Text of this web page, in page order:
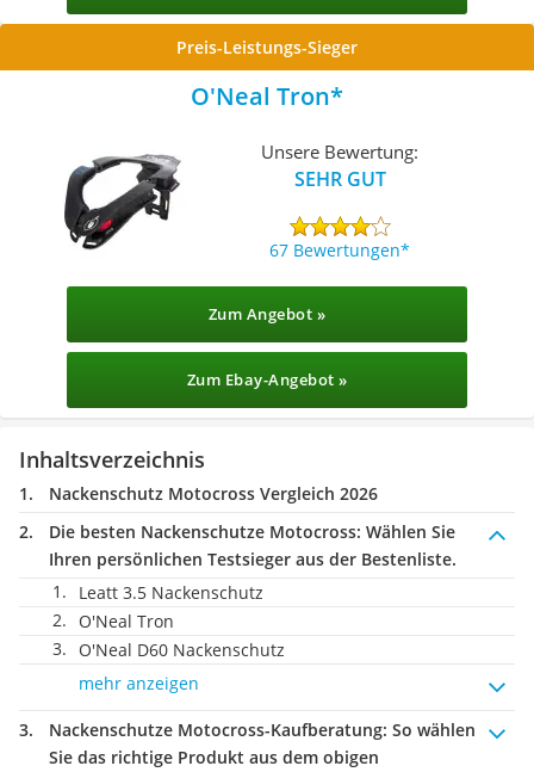
Preis-Leistungs-Sieger
O'Neal Tron
Unsere Bewertung:
SEHR GUT
67 Bewertungen
Zum Angebot »
Zum Ebay-Angebot »
Inhaltsverzeichnis
Nackenschutz Motocross Vergleich 2026
Die besten Nackenschutze Motocross: Wählen Sie
Ihren persönlichen Testsieger aus der Bestenliste.
Leatt 3.5 Nackenschutz
O'Neal Tron
O'Neal D60 Nackenschutz
mehr anzeigen
Nackenschutze Motocross-Kaufberatung: So wählen
Sie das richtige Produkt aus dem obigen